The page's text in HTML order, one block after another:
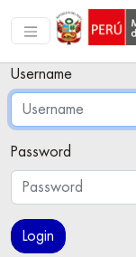
Username
Password
Login